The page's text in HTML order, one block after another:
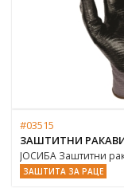
#03515
ЗАШТИТНИ
ЈОСИБА Заштитни
ЗАШТИТА ЗА РАЦЕ